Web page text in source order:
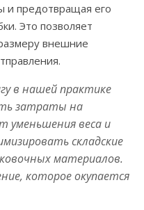
и предотвращая его
Это позволяет
внешние
в нашей практике
затраты на
уменьшения веса и
складские
материалов.
которое окупается